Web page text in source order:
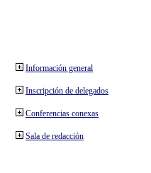
Información general
Inscripción de delegados
Conferencias conexas
Sala de redacción